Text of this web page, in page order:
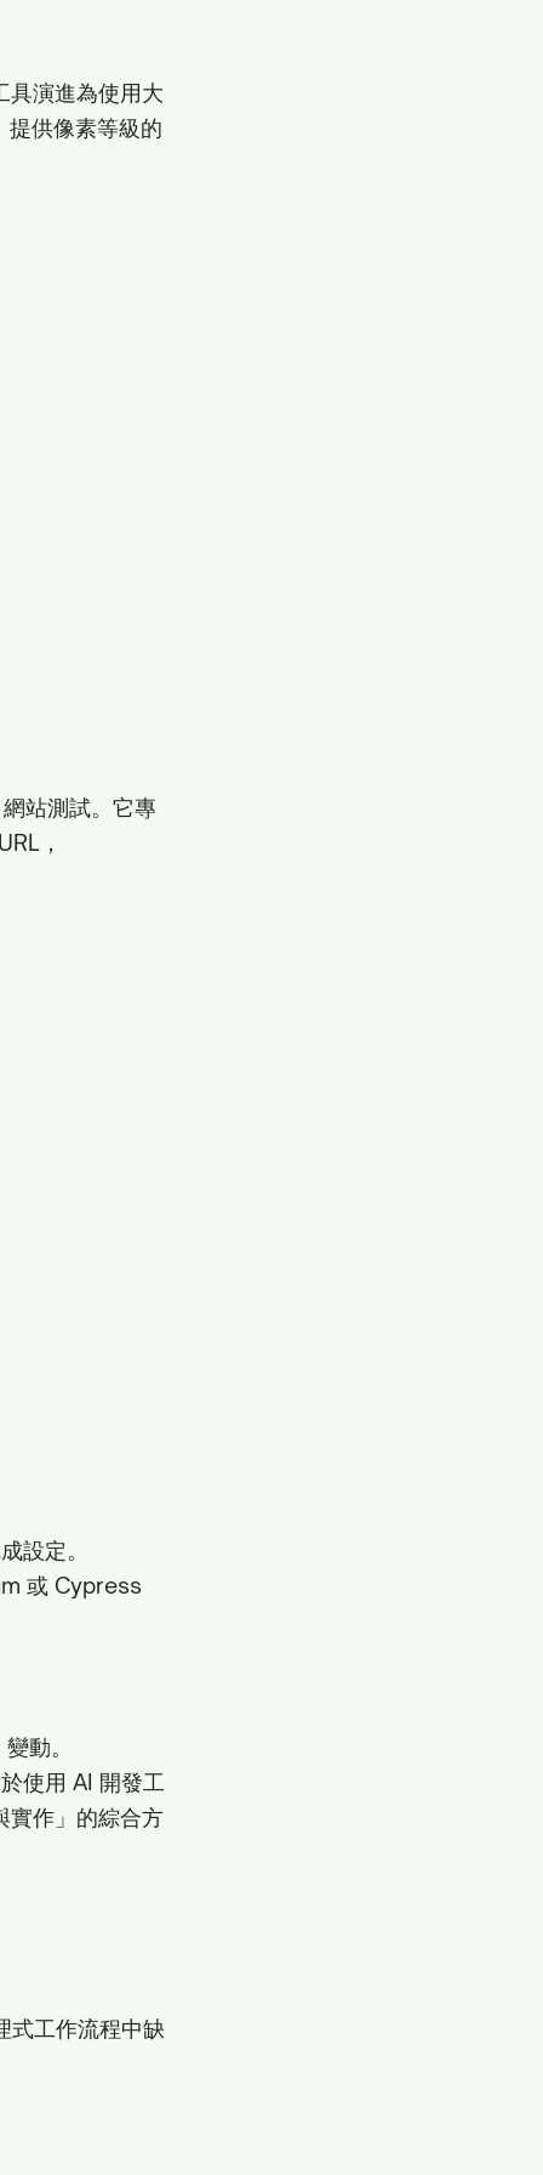
演進為使用大
供像素等級的
站測試。它專
，
設定。
或 Cypress
動。
使用 AI 開發工
實作」的綜合方
工作流程中缺